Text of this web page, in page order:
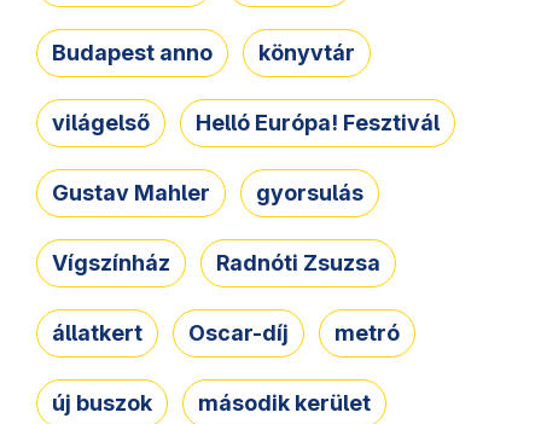
Budapest anno könyvtár
világelső Helló Európa! Fesztivál
Gustav Mahler gyorsulás
Vígszínház Radnóti Zsuzsa
állatkert Oscar-díj metró
új buszok második kerület